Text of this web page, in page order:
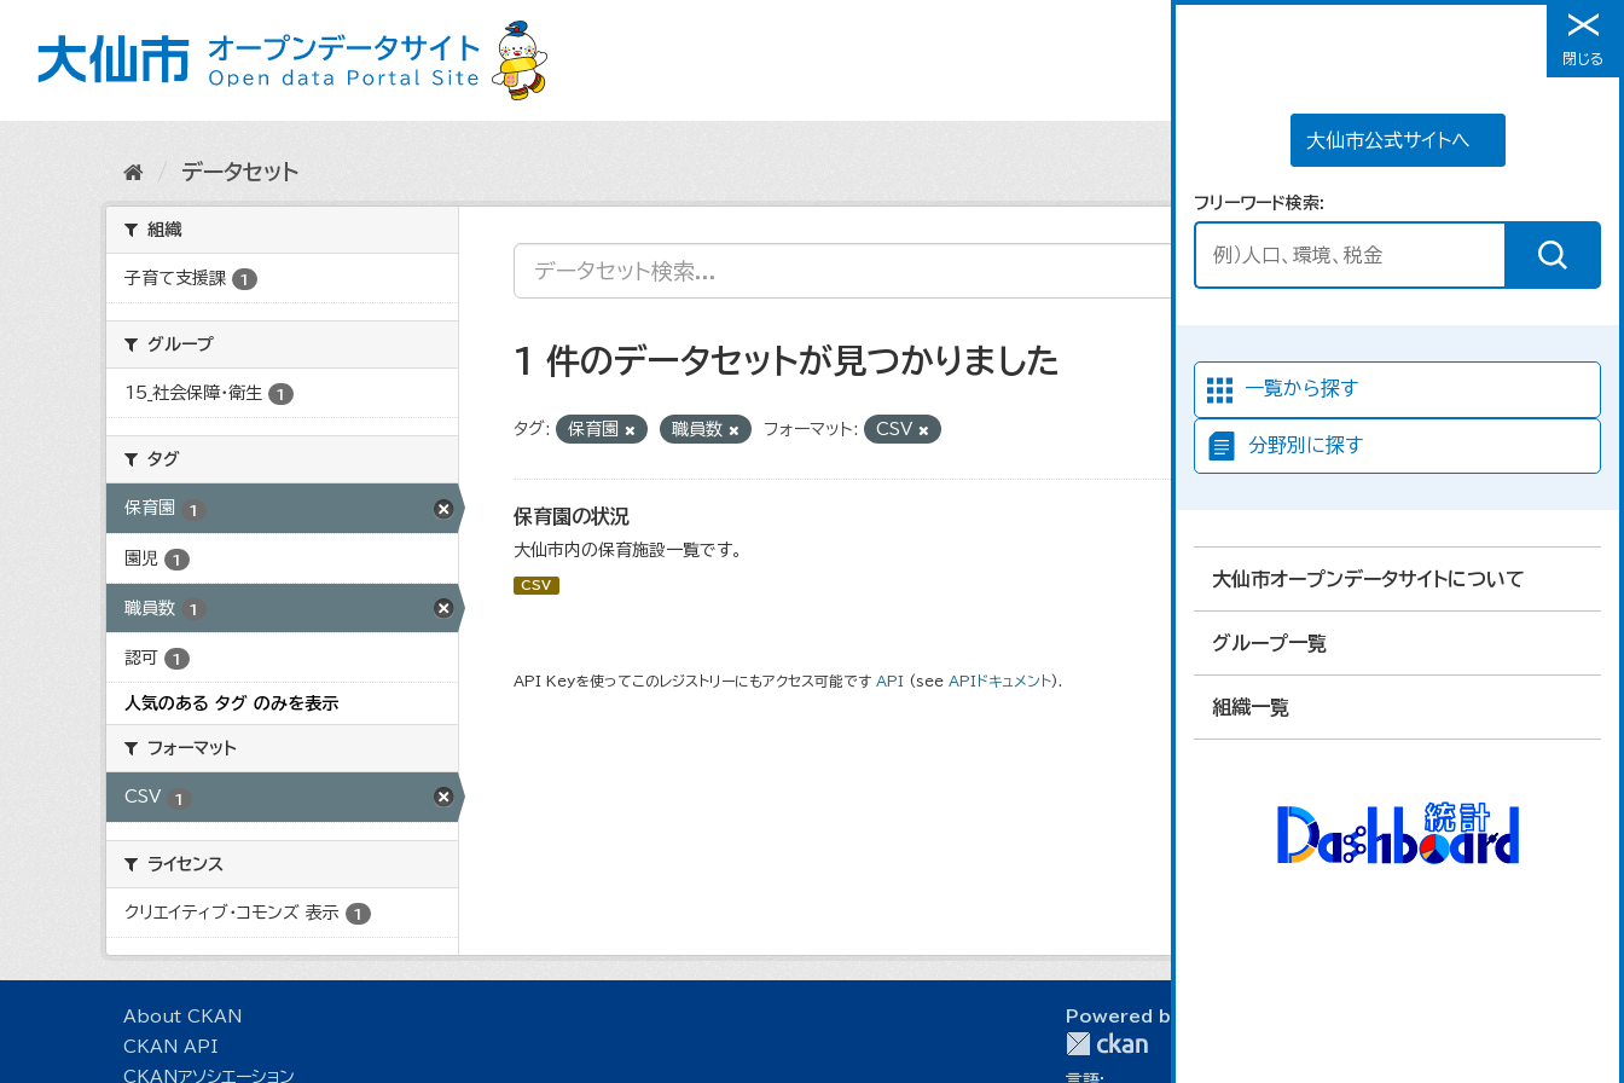
メニュー
大仙市公式サイトへ
フリーワード検索
一覧から探す
分野別に探す
大仙市オープンデータサイトについて
グループ一覧
組織一覧
閉じる
データセット
組織
子育て支援課 1
グループ
15_社会保障・衛生 1
タグ
保育園 1
園児 1
職員数 1
認可 1
人気のある タグ のみを表示
フォーマット
CSV 1
ライセンス
クリエイティブ・コモンズ 表示 1
1 件のデータセットが見つかりました
タグ: 保育園 職員数 フォーマット: CSV
保育園の状況
大仙市内の保育施設一覧です。
CSV
API Keyを使ってこのレジストリーにもアクセス可能です API (see APIドキュメント).
About CKAN
CKAN API
CKANアソシエーション
Powered by